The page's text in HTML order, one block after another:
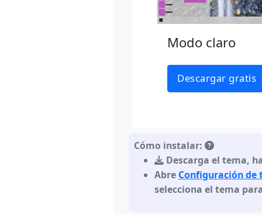
Modo claro
Descargar gratis
Cómo instalar:
Descarga el tema,
Abre Configuración de
selecciona el tema